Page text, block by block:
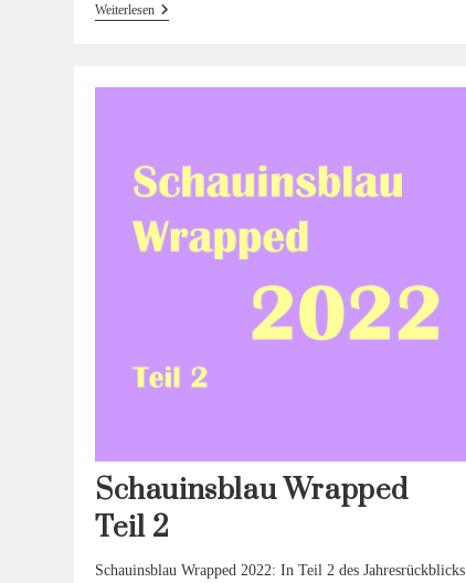
WeiterlesenSchauinsblau
Schauinsblau Wrapped
Teil 2
Schauinsblau Wrapped 2022: In Teil 2 des Jahresrückblicks